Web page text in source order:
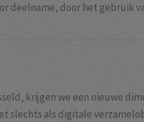
deelname, door het gebruik
krijgen we een nieuwe
slechts als digitale